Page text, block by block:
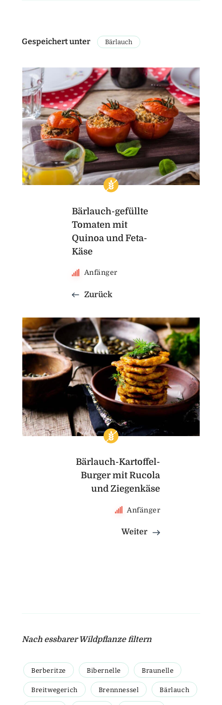
Gespeichert unter Bärlauch
Bärlauch-gefüllte
Tomaten mit
Quinoa und Feta-
Käse
Anfänger
Zurück
Bärlauch-Kartoffel-
Burger mit Rucola
und Ziegenkäse
Anfänger
Weiter
Nach essbarer Wildpflanze filtern
Berberitze Bibernelle Braunelle
Breitwegerich Brennnessel Bärlauch